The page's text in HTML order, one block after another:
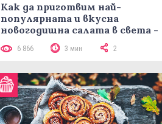
Как да приготвим най-
популярната и вкусна
новогодишна салата в света -
рецепта Мимоза
6 866 3 мин 2